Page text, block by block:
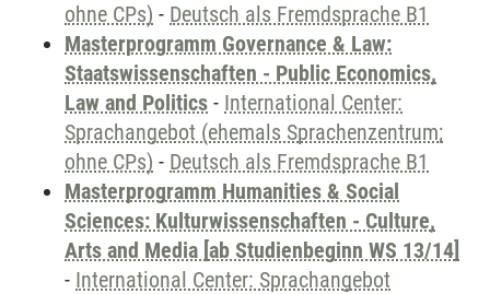
ohne CPs) - Deutsch als Fremdsprache B1
Masterprogramm Governance & Law:
Staatswissenschaften - Public Economics,
Law and Politics - International Center:
Sprachangebot (ehemals Sprachenzentrum;
ohne CPs) - Deutsch als Fremdsprache B1
Masterprogramm Humanities & Social
Sciences: Kulturwissenschaften - Culture,
Arts and Media [ab Studienbeginn WS 13/14]
- International Center: Sprachangebot